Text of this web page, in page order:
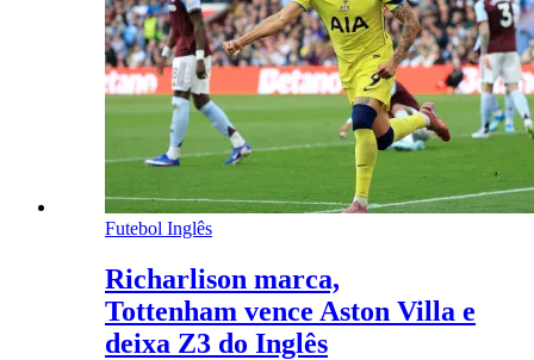
Futebol Inglês
Richarlison marca,
Tottenham vence Aston Villa e
deixa Z3 do Inglês